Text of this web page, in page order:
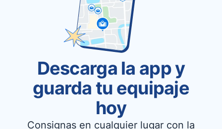
Descarga la app y
guarda tu equipaje
hoy
Consignas en cualquier lugar con la